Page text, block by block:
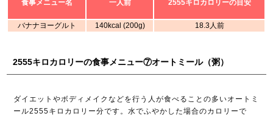
食事メニュー名 一人前 2555キロカロリーの目安
バナナヨーグルト 140kcal (200g) 18.3人前
2555キロカロリーの食事メニュー⑦オートミール（粥）
ダイエットやボディメイクなどを行う人が食べることの多いオートミ
ール2555キロカロリー分です。水でふやかした場合のカロリーで